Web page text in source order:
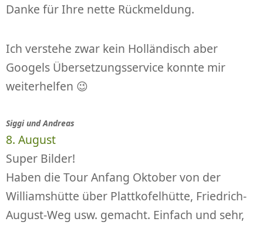
Danke für Ihre nette Rückmeldung.
Ich verstehe zwar kein Holländisch aber
Googels Übersetzungsservice konnte mir
weiterhelfen 😉
Siggi und Andreas
8. August
Super Bilder!
Haben die Tour Anfang Oktober von der
Williamshütte über Plattkofelhütte, Friedrich-
August-Weg usw. gemacht. Einfach und sehr,